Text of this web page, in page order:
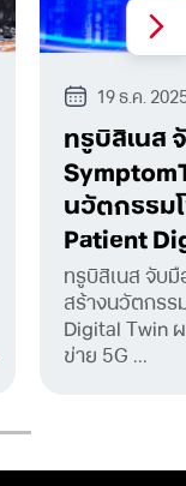
19 ธ.ค.
ทรูบิสิเนส
นวัตกรรม
Patient
ทรูบิสิเนส จับ
สร้างนวัตกรร
Digital Twin
ข่าย 5G ...